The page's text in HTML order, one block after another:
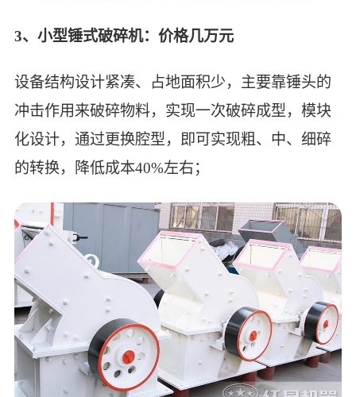
3、小型锤式破碎机：价格几万元
设备结构设计紧凑、占地面积少，主要靠锤头的
冲击作用来破碎物料，实现一次破碎成型，模块
化设计，通过更换腔型，即可实现粗、中、细碎
的转换，降低成本40%左右；